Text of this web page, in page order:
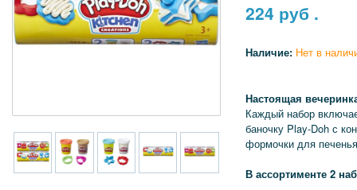
224 руб .
Наличие: Нет в
Настоящая
Каждый набор
баночку Play-Doh с
формочки для
В ассортименте 2